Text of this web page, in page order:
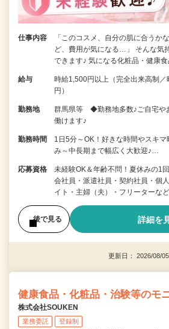
仕事内容
「このコスメ、自分の肌に合うか
ど、費用が気になる…」 そんな気
できます♪ 気になる化粧品・健康
給与
時給1,500円以上（完全出来高制
円）
勤務地
群馬県等 ◆勤務地多数♪ご自宅や
働けます♪
勤務時間
1日5分～OK！好きな時間やスキ
み～中長期まで幅広く大歓迎♪…
応募資格
未経験OK＆年齢不問！夏休みの1
会社員・派遣社員・契約社員・個
イト・主婦（夫）・フリーターな
後で見る 詳細を
更新日： 2026/08/
健康食品・化粧品・治験等のモ
株式会社SOUKEN
業務委託 登録制